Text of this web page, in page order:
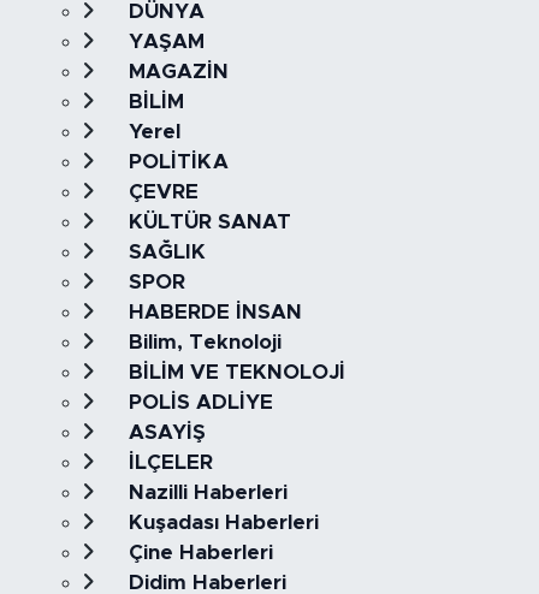
DÜNYA
YAŞAM
MAGAZİN
BİLİM
Yerel
POLİTİKA
ÇEVRE
KÜLTÜR SANAT
SAĞLIK
SPOR
HABERDE İNSAN
Bilim, Teknoloji
BİLİM VE TEKNOLOJİ
POLİS ADLİYE
ASAYİŞ
İLÇELER
Nazilli Haberleri
Kuşadası Haberleri
Çine Haberleri
Didim Haberleri